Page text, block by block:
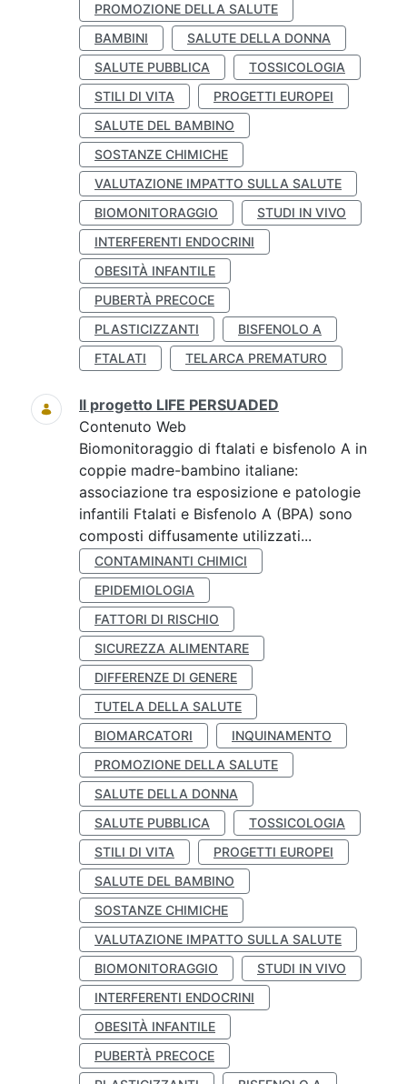
PROMOZIONE DELLA SALUTE
BAMBINI
SALUTE DELLA DONNA
SALUTE PUBBLICA
TOSSICOLOGIA
STILI DI VITA
PROGETTI EUROPEI
SALUTE DEL BAMBINO
SOSTANZE CHIMICHE
VALUTAZIONE IMPATTO SULLA SALUTE
BIOMONITORAGGIO
STUDI IN VIVO
INTERFERENTI ENDOCRINI
OBESITÀ INFANTILE
PUBERTÀ PRECOCE
PLASTICIZZANTI
BISFENOLO A
FTALATI
TELARCA PREMATURO
Il progetto LIFE PERSUADED
Contenuto Web
Biomonitoraggio di ftalati e bisfenolo A in
coppie madre-bambino italiane:
associazione tra esposizione e patologie
infantili Ftalati e Bisfenolo A (BPA) sono
composti diffusamente utilizzati...
CONTAMINANTI CHIMICI
EPIDEMIOLOGIA
FATTORI DI RISCHIO
SICUREZZA ALIMENTARE
DIFFERENZE DI GENERE
TUTELA DELLA SALUTE
BIOMARCATORI
INQUINAMENTO
PROMOZIONE DELLA SALUTE
SALUTE DELLA DONNA
SALUTE PUBBLICA
TOSSICOLOGIA
STILI DI VITA
PROGETTI EUROPEI
SALUTE DEL BAMBINO
SOSTANZE CHIMICHE
VALUTAZIONE IMPATTO SULLA SALUTE
BIOMONITORAGGIO
STUDI IN VIVO
INTERFERENTI ENDOCRINI
OBESITÀ INFANTILE
PUBERTÀ PRECOCE